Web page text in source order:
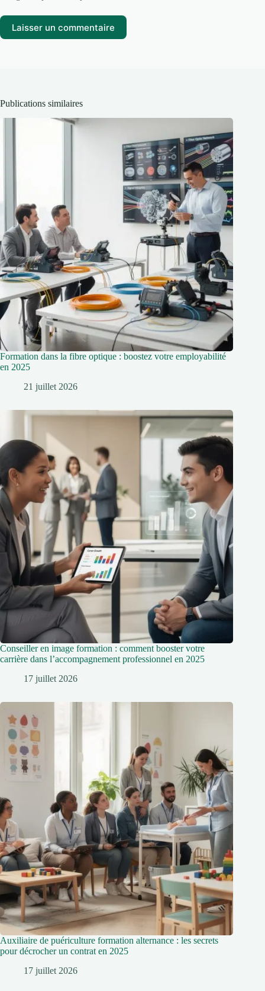
Laisser un commentaire
Publications similaires
Formation dans la fibre optique : boostez votre employabilité
en 2025
21 juillet 2026
Conseiller en image formation : comment booster votre
carrière dans l’accompagnement professionnel en 2025
17 juillet 2026
Auxiliaire de puériculture formation alternance : les secrets
pour décrocher un contrat en 2025
17 juillet 2026